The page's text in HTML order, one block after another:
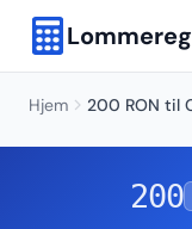
Hjem 200 RON til
200